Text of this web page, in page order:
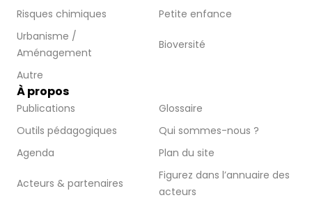
Risques chimiques
Petite enfance
Urbanisme /
Aménagement
Bioversité
Autre
À propos
Publications
Glossaire
Outils pédagogiques
Qui sommes-nous ?
Agenda
Plan du site
Acteurs & partenaires
Figurez dans l’annuaire des
acteurs